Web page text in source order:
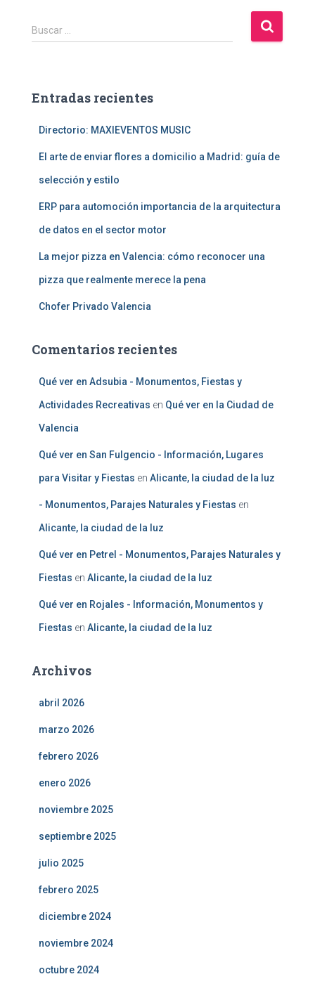
B
u
r
Buscar …
Entradas recientes
Directorio: MAXIEVENTOS MUSIC
El arte de enviar flores a domicilio a Madrid: guía de
selección y estilo
ERP para automoción importancia de la arquitectura
de datos en el sector motor
La mejor pizza en Valencia: cómo reconocer una
pizza que realmente merece la pena
Chofer Privado Valencia
Comentarios recientes
Qué ver en Adsubia - Monumentos, Fiestas y
Actividades Recreativas en Qué ver en la Ciudad de
Valencia
Qué ver en San Fulgencio - Información, Lugares
para Visitar y Fiestas en Alicante, la ciudad de la luz
- Monumentos, Parajes Naturales y Fiestas en
Alicante, la ciudad de la luz
Qué ver en Petrel - Monumentos, Parajes Naturales y
Fiestas en Alicante, la ciudad de la luz
Qué ver en Rojales - Información, Monumentos y
Fiestas en Alicante, la ciudad de la luz
Archivos
abril 2026
marzo 2026
febrero 2026
enero 2026
noviembre 2025
septiembre 2025
julio 2025
febrero 2025
diciembre 2024
noviembre 2024
octubre 2024